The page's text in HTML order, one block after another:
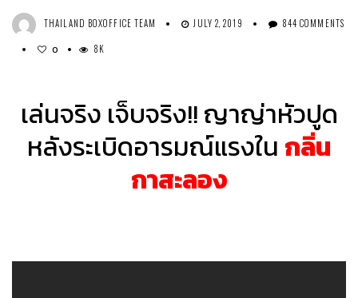
THAILAND BOXOFFICE TEAM JULY 2, 2019 844 COMMENTS
0 8K
เล่นจริง เจ็บจริง!! ญาญ่าหัวปูด
หลังระเบิดอารมณ์แรงใน กลิ่น
กาสะลอง